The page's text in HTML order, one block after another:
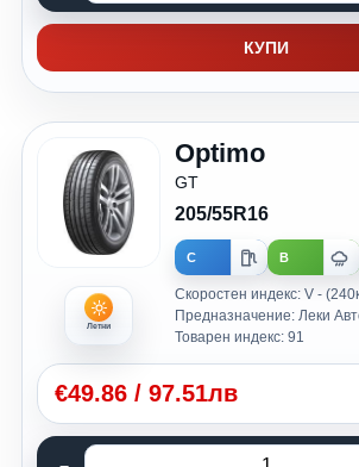
КУПИ
Летни
Optimo
GT
205/55R16
C B
Скоростен индекс: V -
Предназначение: Леки
Товарен индекс: 91
€49.86 / 97.51лв